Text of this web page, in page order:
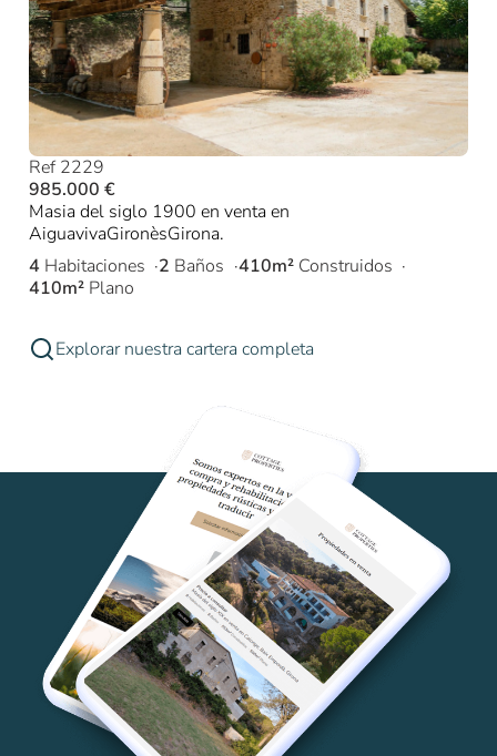
Ref 2229
985.000 €
Masia del siglo 1900 en venta en
AiguavivaGironèsGirona.
4 Habitaciones 2 Baños 410m² Construidos
410m² Plano
Explorar nuestra cartera completa